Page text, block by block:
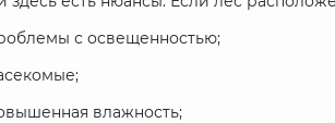
с освещенностью;
влажность;